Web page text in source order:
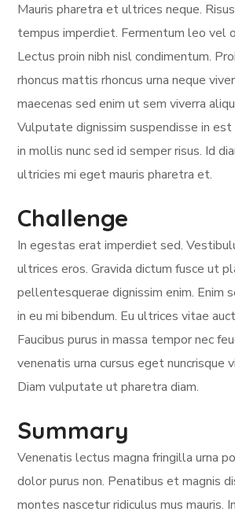
Mauris pharetra et ultrices neque.
tempus imperdiet. Fermentum leo vel
Lectus proin nibh nisl condimentum.
rhoncus mattis rhoncus urna neque
maecenas sed enim ut sem viverra
Vulputate dignissim suspendisse in est
in mollis nunc sed id semper risus. Id
ultricies mi eget mauris pharetra et.
Challenge
In egestas erat imperdiet sed.
ultrices eros. Gravida dictum fusce ut
pellentesquerae dignissim enim. Enim
in eu mi bibendum. Eu ultrices vitae
Faucibus purus in massa tempor nec
venenatis urna cursus eget nuncrisque
Diam vulputate ut pharetra diam.
Summary
Venenatis lectus magna fringilla urna
dolor purus non. Penatibus et magnis
montes nascetur ridiculus mus mauris.